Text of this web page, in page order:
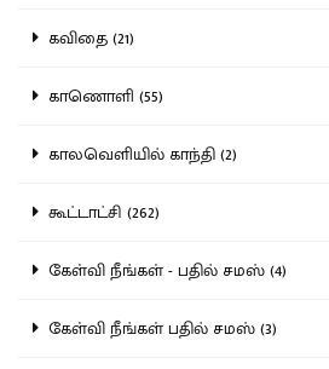
கவிதை (21)
காணொளி (55)
காலவெளியில் காந்தி (2)
கூட்டாட்சி (262)
கேள்வி நீங்கள் - பதில் சமஸ் (4)
கேள்வி நீங்கள் பதில் சமஸ் (3)